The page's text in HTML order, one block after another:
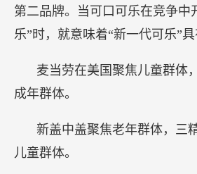
第二品牌。当可口可乐在竞争中
乐”时，就意味着“新一代可乐”具
麦当劳在美国聚焦儿童群体
成年群体。
新盖中盖聚焦老年群体，三
儿童群体。